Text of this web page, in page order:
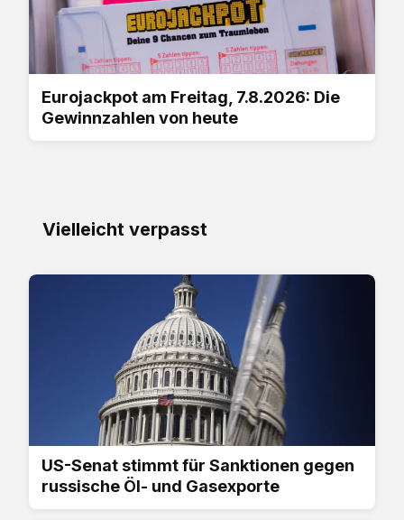
Eurojackpot am Freitag, 7.8.2026: Die
Gewinnzahlen von heute
Vielleicht verpasst
US-Senat stimmt für Sanktionen gegen
russische Öl- und Gasexporte